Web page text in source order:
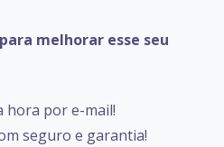
melhorar esse seu
hora por e-mail!
seguro e garantia!